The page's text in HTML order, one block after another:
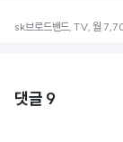
sk브로드밴드, TV, 월
댓글 9